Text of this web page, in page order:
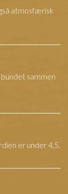
atmosfærisk
sammen
er under 4,5.